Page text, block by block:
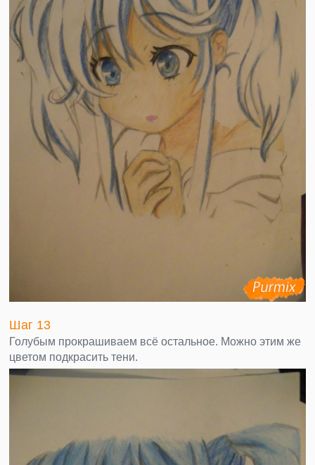
Шаг 13
Голубым прокрашиваем всё остальное. Можно этим же
цветом подкрасить тени.